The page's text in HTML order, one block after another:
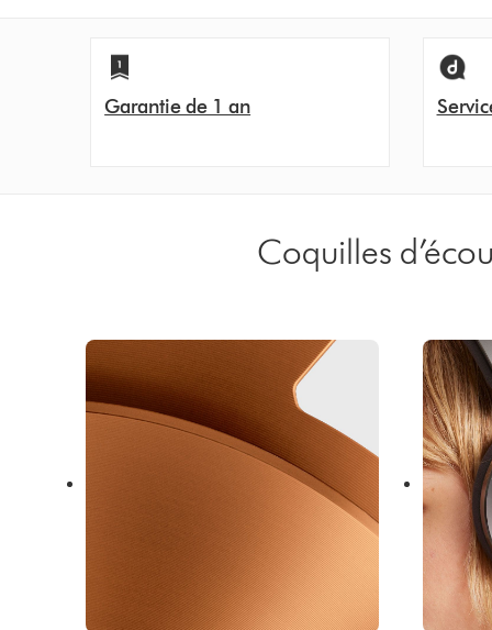
Garantie de 1 an
Coquilles